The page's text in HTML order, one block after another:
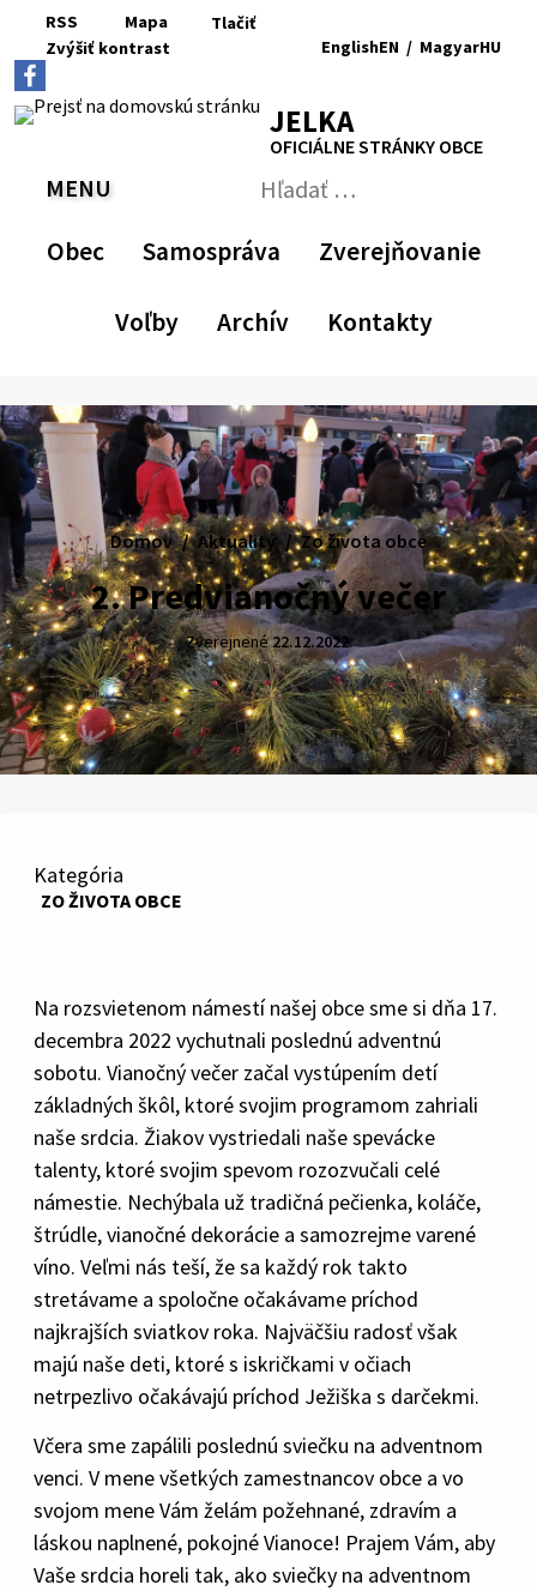
Preskočiť
obsah
RSS
RSS
Mapa
Mapa
Tlačiť
Zvýšiť kontrast
kontrast
veľkosťpôvodnú
veľkosť
písma
veľkosť
písma
EnglishEN
English
/ MagyarHU
Magyar
JELKA
OFICIÁLNE STRÁNKY OBCE
PREPNÚŤ
MENU
Obec Samospráva Zverejňovanie
Voľby Archív Kontakty
Hľadať:
formulár
2. Predvianočný večer
Domov Aktuality Zo života obce
Zverejnené22.12.2022.
Kategória
ZO ŽIVOTA OBCE
Na rozsvietenom námestí našej obce sme si dňa 17.
decembra 2022 vychutnali poslednú adventnú
sobotu. Vianočný večer začal vystúpením detí
základných škôl, ktoré svojim programom zahriali
naše srdcia. Žiakov vystriedali naše spevácke
talenty, ktoré svojim spevom rozozvučali celé
námestie. Nechýbala už tradičná pečienka, koláče,
štrúdle, vianočné dekorácie a samozrejme varené
víno. Veľmi nás teší, že sa každý rok takto
stretávame a spoločne očakávame príchod
najkrajších sviatkov roka. Najväčšiu radosť však
majú naše deti, ktoré s iskričkami v očiach
netrpezlivo očakávajú príchod Ježiška s darčekmi.
Včera sme zapálili poslednú sviečku na adventnom
venci. V mene všetkých zamestnancov obce a vo
svojom mene Vám želám požehnané, zdravím a
láskou naplnené, pokojné Vianoce! Prajem Vám, aby
Vaše srdcia horeli tak, ako sviečky na adventnom